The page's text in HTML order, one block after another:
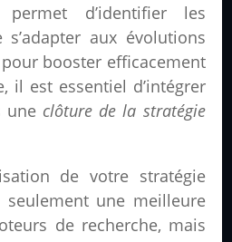
permet d’identifier les
aux évolutions
booster efficacement
il est essentiel d’intégrer
une clôture de la stratégie
de votre stratégie
une meilleure
de recherche, mais